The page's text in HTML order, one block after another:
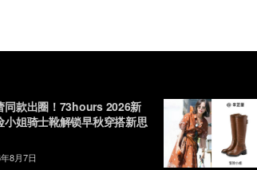
同款出圈！73hours 2026新
小姐骑士靴解锁早秋穿搭新思
8月7日